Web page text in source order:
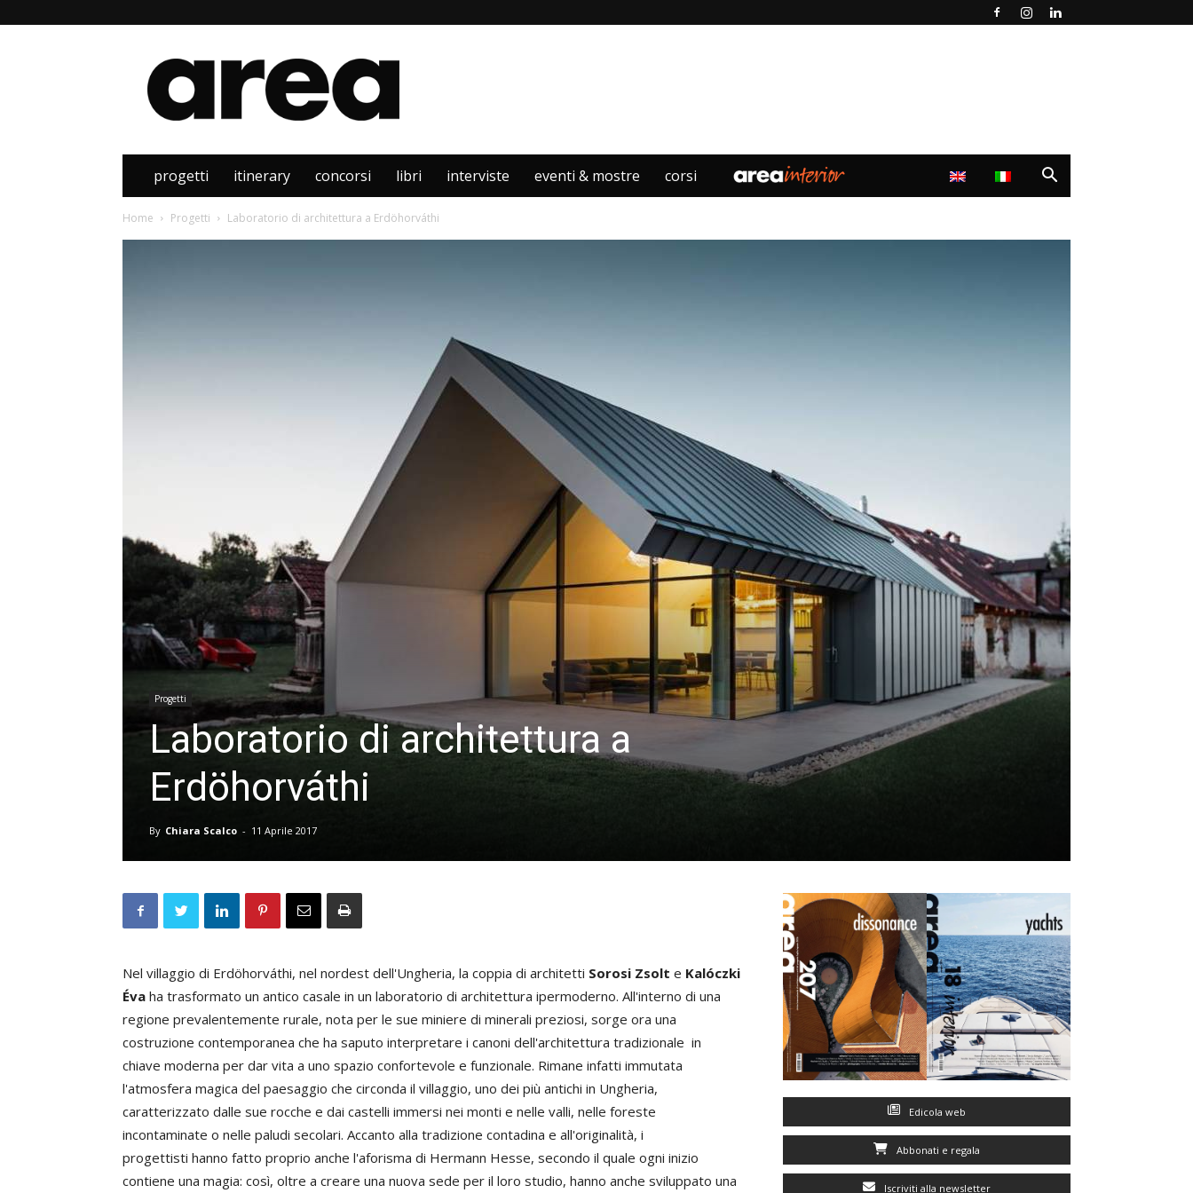
Area
progetti itinerary concorsi libri interviste eventi & mostre corsi
Home Progetti Laboratorio di architettura a Erdöhorváthi
Progetti
Laboratorio di architettura a
Erdöhorváthi
By Chiara Scalco - 11 Aprile 2017
Nel villaggio di Erdöhorváthi, nel nordest dell'Ungheria, la coppia di architetti Sorosi Zsolt e Kalóczki
Éva ha trasformato un antico casale in un laboratorio di architettura ipermoderno. All'interno di una
regione prevalentemente rurale, nota per le sue miniere di minerali preziosi, sorge ora una
costruzione contemporanea che ha saputo interpretare i canoni dell'architettura tradizionale in
chiave moderna per dar vita a uno spazio confortevole e funzionale. Rimane infatti immutata
l'atmosfera magica del paesaggio che circonda il villaggio, uno dei più antichi in Ungheria,
caratterizzato dalle sue rocche e dai castelli immersi nei monti e nelle valli, nelle foreste
incontaminate o nelle paludi secolari. Accanto alla tradizione contadina e all'originalità, i
progettisti hanno fatto proprio anche l'aforisma di Hermann Hesse, secondo il quale ogni inizio
contiene una magia: così, oltre a creare una nuova sede per il loro studio, hanno anche sviluppato una
Edicola web
Abbonati e regala
Iscriviti alla newsletter